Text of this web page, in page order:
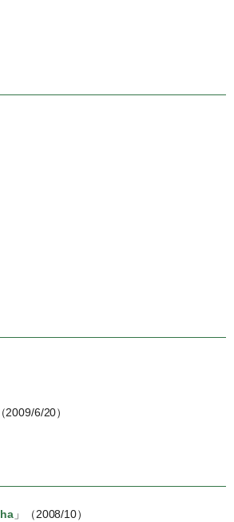
2009/6/20）
」（2008/10）